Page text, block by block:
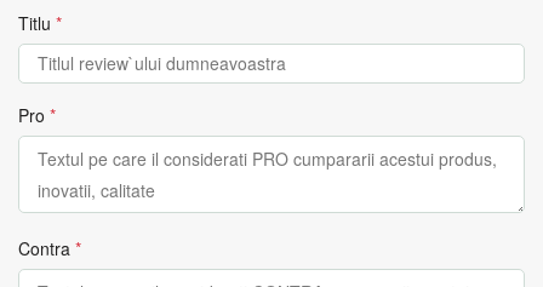
Titlu *
Pro *
Contra *